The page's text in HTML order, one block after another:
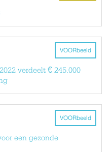
VOORbeeld
verdeelt € 245.000
VOORbeeld
een gezonde